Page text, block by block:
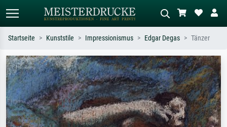
Standardsuche KI-Bildersuche
Suchen Sie nach Künstlern, Werktiteln
oder Stilen – z.B. Monet,
Sternennacht, Impressionismus, Welle
Hokusai, Akt.
Beschreiben Sie die Szene – z.B. Grüne
Wiese, Abstrakt mit viel Rot, Dunkles
Ölgemälde, Stehender Akt neben einem
Baum.
Startseite Kunststile Impressionismus Edgar Degas Tänzer